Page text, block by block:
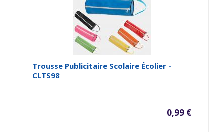
Trousse Publicitaire Scolaire Écolier -
CLTS98
0,99 €